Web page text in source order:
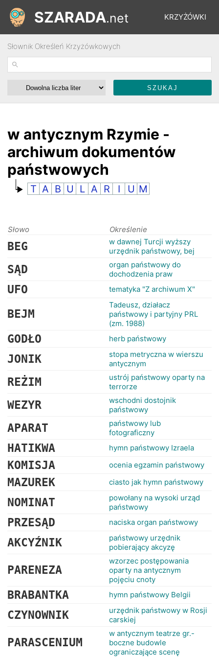
KRZYŻÓWKI
ŁAMIGŁÓWKI
SŁOWNIK
SZARADA.net
Słownik Określeń Krzyżówkowych
w antycznym Rzymie -
archiwum dokumentów
państwowych
T A B U L A R I U M
Słowo Określenie
BEG
w dawnej Turcji wyższy
urzędnik państwowy, bej
SĄD
organ państwowy do
dochodzenia praw
UFO tematyka "Z archiwum X"
BEJM
Tadeusz, działacz
państwowy i partyjny PRL
(zm. 1988)
GODŁO herb państwowy
JONIK
stopa metryczna w wierszu
antycznym
REŻIM
ustrój państwowy oparty na
terrorze
WEZYR
wschodni dostojnik
państwowy
APARAT
państwowy lub
fotograficzny
HATIKWA hymn państwowy Izraela
KOMISJA ocenia egzamin państwowy
MAZUREK ciasto jak hymn państwowy
NOMINAT
powołany na wysoki urząd
państwowy
PRZESĄD naciska organ państwowy
AKCYŹNIK
państwowy urzędnik
pobierający akcyzę
PARENEZA
wzorzec postępowania
oparty na antycznym
pojęciu cnoty
BRABANTKA hymn państwowy Belgii
CZYNOWNIK
urzędnik państwowy w Rosji
carskiej
PARASCENIUM
w antycznym teatrze gr.-
boczne budowle
ograniczające scenę